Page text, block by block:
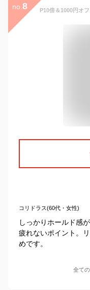
no. 8
コリドラス(60代・女性)
しっかりホールド感
疲れないポイント。
めです。
全て